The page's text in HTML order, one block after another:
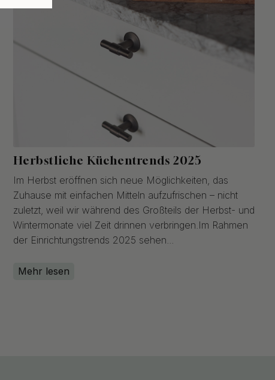
Herbstliche Küchentrends 2025
Im Herbst eröffnen sich neue Möglichkeiten, das
Zuhause mit einfachen Mitteln aufzufrischen – nicht
zuletzt, weil wir während des Großteils der Herbst- und
Wintermonate viel Zeit drinnen verbringen.Im Rahmen
der Einrichtungstrends 2025 sehen...
Mehr lesen